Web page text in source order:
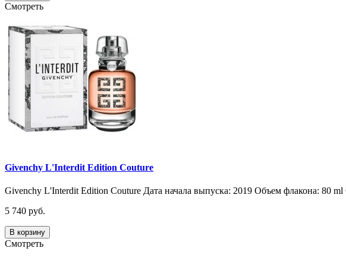
Смотреть
Givenchy L'Interdit Edition Couture
Givenchy L'Interdit Edition Couture Дата начала выпуска: 2019 Объем флакона: 80 ml
5 740 руб.
В корзину
Смотреть